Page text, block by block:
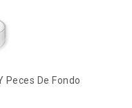
Peces De Fondo